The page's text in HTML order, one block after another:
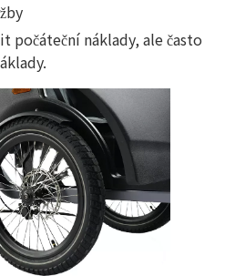
počáteční náklady, ale často